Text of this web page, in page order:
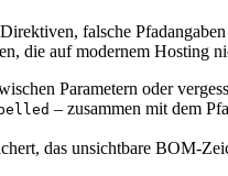
falsche
die auf modernem Hosting
Parametern oder
– zusammen mit dem
das unsichtbare BOM-